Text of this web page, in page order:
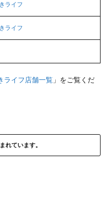
ライフ
ライフ
ライフ店舗一覧 」をご覧くだ
れています。